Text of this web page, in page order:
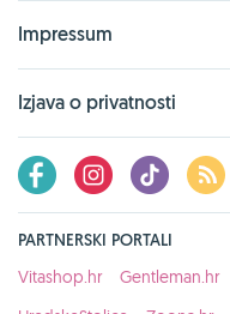
Impressum
Izjava o privatnosti
PARTNERSKI PORTALI
Vitashop.hr
Gentleman.hr